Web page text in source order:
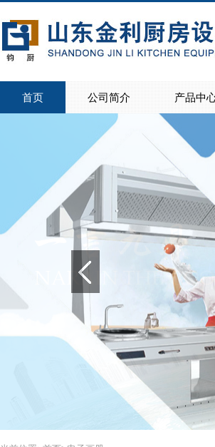
首页 公司简介
公司简介
联系我们
产品中
>
>
>
>
>
>
>
>
>
>
>
>